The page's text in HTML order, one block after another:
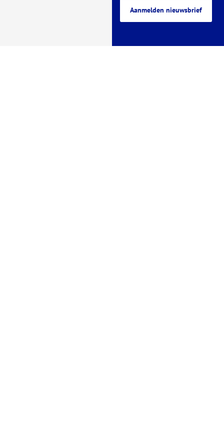
website)
externe
website)
Aanmelden nieuwsbrief